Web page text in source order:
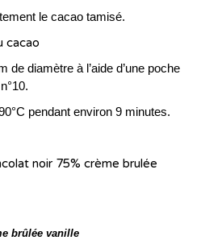
le cacao tamisé.
de diamètre à l’aide d’une poche
pendant environ 9 minutes.
brûlée vanille